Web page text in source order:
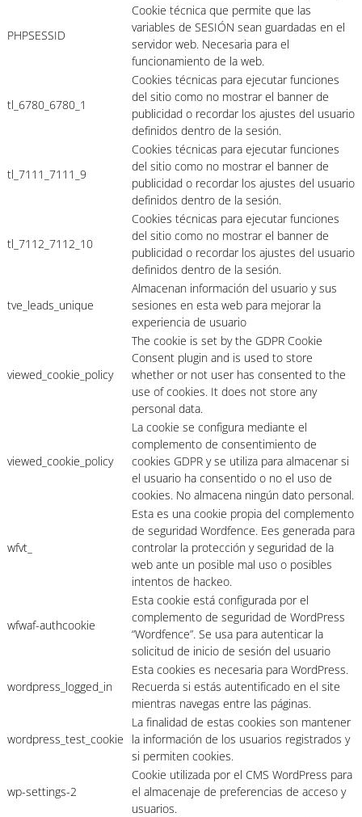
PHPSESSID
Cookie técnica que permite que las
variables de SESIÓN sean guardadas en el
servidor web. Necesaria para el
funcionamiento de la web.
tl_6780_6780_1
Cookies técnicas para ejecutar funciones
del sitio como no mostrar el banner de
publicidad o recordar los ajustes del usuario
definidos dentro de la sesión.
tl_7111_7111_9
Cookies técnicas para ejecutar funciones
del sitio como no mostrar el banner de
publicidad o recordar los ajustes del usuario
definidos dentro de la sesión.
tl_7112_7112_10
Cookies técnicas para ejecutar funciones
del sitio como no mostrar el banner de
publicidad o recordar los ajustes del usuario
definidos dentro de la sesión.
tve_leads_unique
Almacenan información del usuario y sus
sesiones en esta web para mejorar la
experiencia de usuario
viewed_cookie_policy
The cookie is set by the GDPR Cookie
Consent plugin and is used to store
whether or not user has consented to the
use of cookies. It does not store any
personal data.
viewed_cookie_policy
La cookie se configura mediante el
complemento de consentimiento de
cookies GDPR y se utiliza para almacenar si
el usuario ha consentido o no el uso de
cookies. No almacena ningún dato personal.
wfvt_
Esta es una cookie propia del complemento
de seguridad Wordfence. Ees generada para
controlar la protección y seguridad de la
web ante un posible mal uso o posibles
intentos de hackeo.
wfwaf-authcookie
Esta cookie está configurada por el
complemento de seguridad de WordPress
“Wordfence”. Se usa para autenticar la
solicitud de inicio de sesión del usuario
wordpress_logged_in
Esta cookies es necesaria para WordPress.
Recuerda si estás autentificado en el site
mientras navegas entre las páginas.
wordpress_test_cookie
La finalidad de estas cookies son mantener
la información de los usuarios registrados y
si permiten cookies.
wp-settings-2
Cookie utilizada por el CMS WordPress para
el almacenaje de preferencias de acceso y
usuarios.